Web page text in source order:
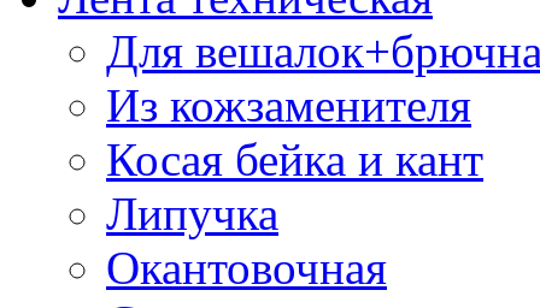
Для
Из кожзаменителя
Косая бейка и кант
Липучка
Окантовочная